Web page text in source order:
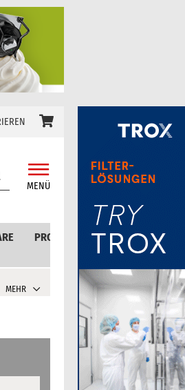
MENÜ
PRODUKTE
MEHR